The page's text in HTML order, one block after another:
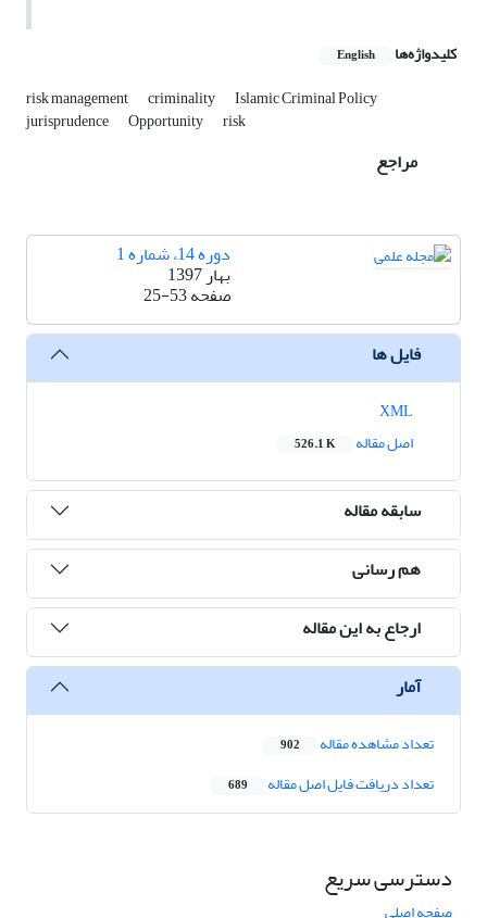
کلیدواژه‌ها English
risk management criminality Islamic Criminal Policy
jurisprudence Opportunity risk
مراجع
دوره 14، شماره 1
بهار 1397
صفحه25-53
فایل ها
اصل مقاله
526.1 K
سابقه مقاله
هم رسانی
ارجاع به این مقاله
آمار
تعداد مشاهده مقاله 902
تعداد دریافت فایل اصل مقاله 689
دسترسی سریع